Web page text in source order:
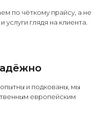
по чёткому прайсу, а не
глядя на клиента.
и подкованы, мы
европейским